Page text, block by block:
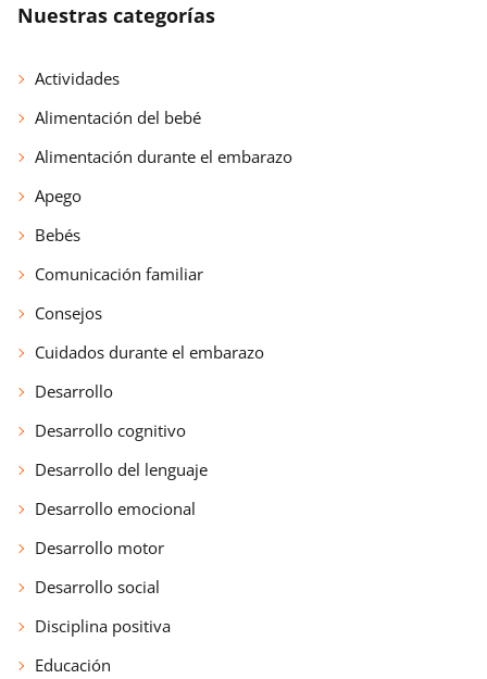
Nuestras categorías
Actividades
Alimentación del bebé
Alimentación durante el embarazo
Apego
Bebés
Comunicación familiar
Consejos
Cuidados durante el embarazo
Desarrollo
Desarrollo cognitivo
Desarrollo del lenguaje
Desarrollo emocional
Desarrollo motor
Desarrollo social
Disciplina positiva
Educación